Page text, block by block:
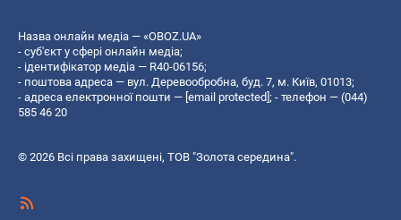
Назва онлайн медіа — «OBOZ.UA»
- суб'єкт у сфері онлайн медіа;
- ідентифікатор медіа — R40-06156;
- поштова адреса — вул. Деревообробна, буд. 7, м. Київ, 01013;
- адреса електронної пошти — [email protected] ; - телефон — (044)
585 46 20
© 2026 Всі права захищені, ТОВ "Золота середина".